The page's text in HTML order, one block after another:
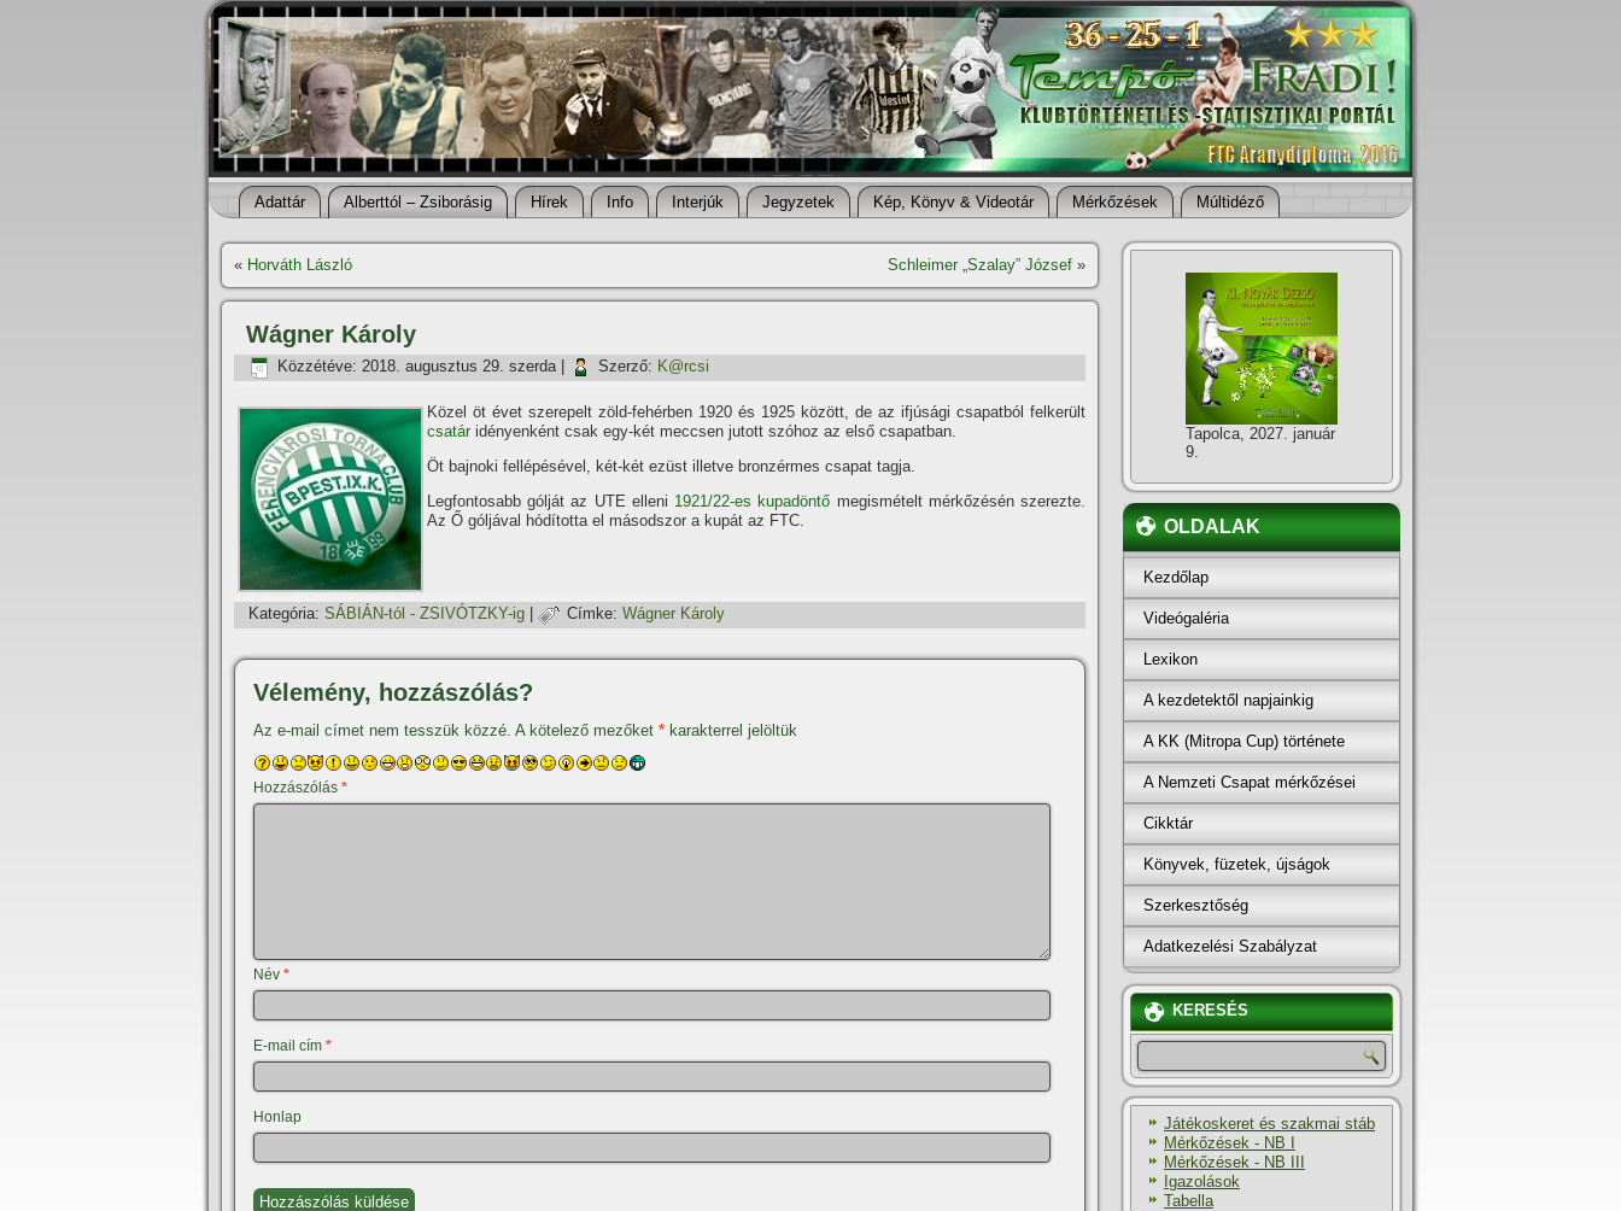
Adattár Alberttól – Zsiborásig Hí­rek Info Interjúk Jegyzetek Kép, Könyv & Videotár Mérkőzések Múltidéző
« Horváth László Schleimer „Szalay” József »
Wágner Károly
Közzétéve: 2018. augusztus 29. szerda| Szerző: K@rcsi
Közel öt évet szerepelt zöld-fehérben 1920 és 1925 között, de az ifjúsági csapatból felkerült
csatár idényenként csak egy-két meccsen jutott szóhoz az első csapatban.
Öt bajnoki fellépésével, két-két ezüst illetve bronzérmes csapat tagja.
Legfontosabb gólját az UTE elleni 1921/22-es kupadöntő megismételt mérkőzésén szerezte.
Az Ő góljával hódí­totta el másodszor a kupát az FTC.
Kategória: SÁBIÁN-tól - ZSIVÓTZKY-ig Címke: Wágner Károly
Vélemény, hozzászólás?
Az e-mail címet nem tesszük közzé. A kötelező mezőket * karakterrel jelöltük
Hozzászólás *
Név *
E-mail cím *
Honlap
Tapolca, 2027. január
9.
OLDALAK
Kezdőlap
Videógaléria
Lexikon
A kezdetektől napjainkig
A KK (Mitropa Cup) története
A Nemzeti Csapat mérkőzései
Cikktár
Könyvek, füzetek, újságok
Szerkesztőség
Adatkezelési Szabályzat
KERESÉS
Játékoskeret és szakmai stáb
Mérkőzések - NB I
Mérkőzések - NB III
Igazolások
Tabella